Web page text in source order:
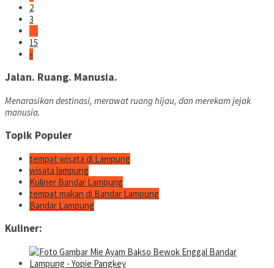
2
3
…
15
»
Jalan. Ruang. Manusia.
Menarasikan destinasi, merawat ruang hijau, dan merekam jejak
manusia.
Topik Populer
tempat wisata di Lampung
wisata lampung
Kuliner Bandar Lampung
tempat makan di Bandar Lampung
Bandar Lampung
Kuliner: